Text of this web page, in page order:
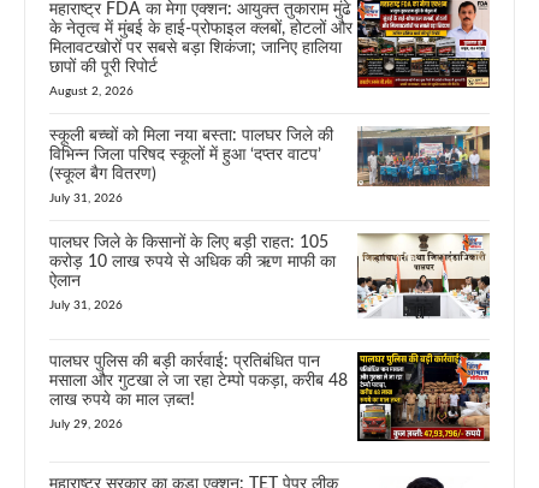
महाराष्ट्र FDA का मेगा एक्शन: आयुक्त तुकाराम मुंढे
के नेतृत्व में मुंबई के हाई-प्रोफाइल क्लबों, होटलों और
मिलावटखोरों पर सबसे बड़ा शिकंजा; जानिए हालिया
छापों की पूरी रिपोर्ट
August 2, 2026
स्कूली बच्चों को मिला नया बस्ता: पालघर जिले की
विभिन्न जिला परिषद स्कूलों में हुआ ‘दप्तर वाटप’
(स्कूल बैग वितरण)
July 31, 2026
पालघर जिले के किसानों के लिए बड़ी राहत: 105
करोड़ 10 लाख रुपये से अधिक की ऋण माफी का
ऐलान
July 31, 2026
पालघर पुलिस की बड़ी कार्रवाई: प्रतिबंधित पान
मसाला और गुटखा ले जा रहा टेम्पो पकड़ा, करीब 48
लाख रुपये का माल ज़ब्त!
July 29, 2026
महाराष्ट्र सरकार का कड़ा एक्शन: TET पेपर लीक